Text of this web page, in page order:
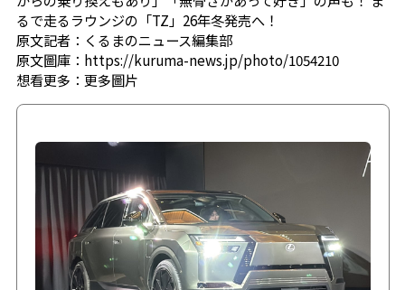
るで走るラウンジの「TZ」26年冬発売へ！
原文記者：くるまのニュース編集部
原文圖庫：https://kuruma-news.jp/photo/1054210
想看更多： 更多圖片